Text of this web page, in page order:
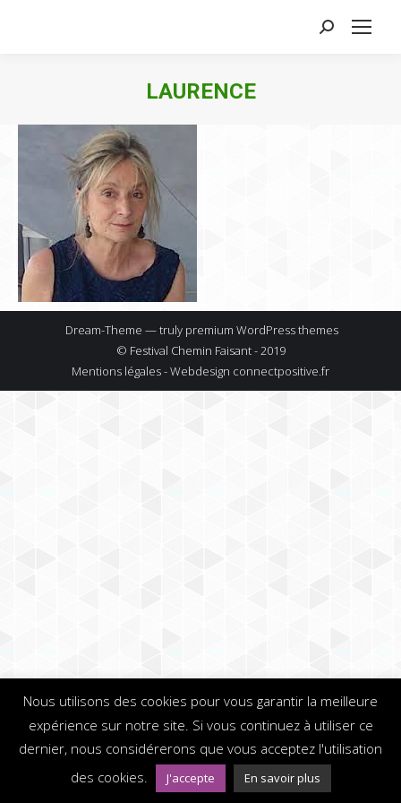
Search:
LAURENCE
Dream-Theme — truly premium WordPress themes
© Festival Chemin Faisant - 2019
Mentions légales - Webdesign connectpositive.fr
Nous utilisons des cookies pour vous garantir la meilleure
expérience sur notre site. Si vous continuez à utiliser ce
dernier, nous considérerons que vous acceptez l'utilisation
des cookies.
J'accepte En savoir plus